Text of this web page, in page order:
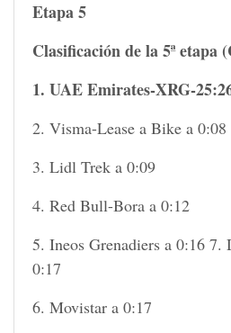
Etapa 5
Clasificación de la 5ª etapa
1. UAE Emirates-XRG-
2. Visma-Lease a Bike a 0:08
3. Lidl Trek a 0:09
4. Red Bull-Bora a 0:12
5. Ineos Grenadiers a 0:16 7.
0:17
6. Movistar a 0:17